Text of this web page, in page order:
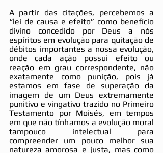
A partir das citações, percebemos a
“lei de causa e efeito” como benefício
divino concedido por Deus a nós
espíritos em evolução para quitação de
débitos importantes a nossa evolução,
onde cada ação possui efeito ou
reação em grau correspondente, não
exatamente como punição, pois já
estamos em fase de superação da
imagem de um Deus extremamente
punitivo e vingativo trazido no Primeiro
Testamento por Moisés, em tempos
em que não tínhamos a evolução moral
tampouco intelectual para
compreender um pouco melhor sua
natureza amorosa e justa, mas como